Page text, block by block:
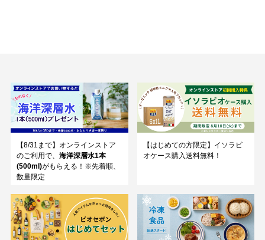
【8/31まで】オンラインストア
のご利用で、 海洋深層水1本
(500ml)がもらえる！※先着順、
数量限定
【はじめての方限定】イソラビ
オケース購入送料無料！